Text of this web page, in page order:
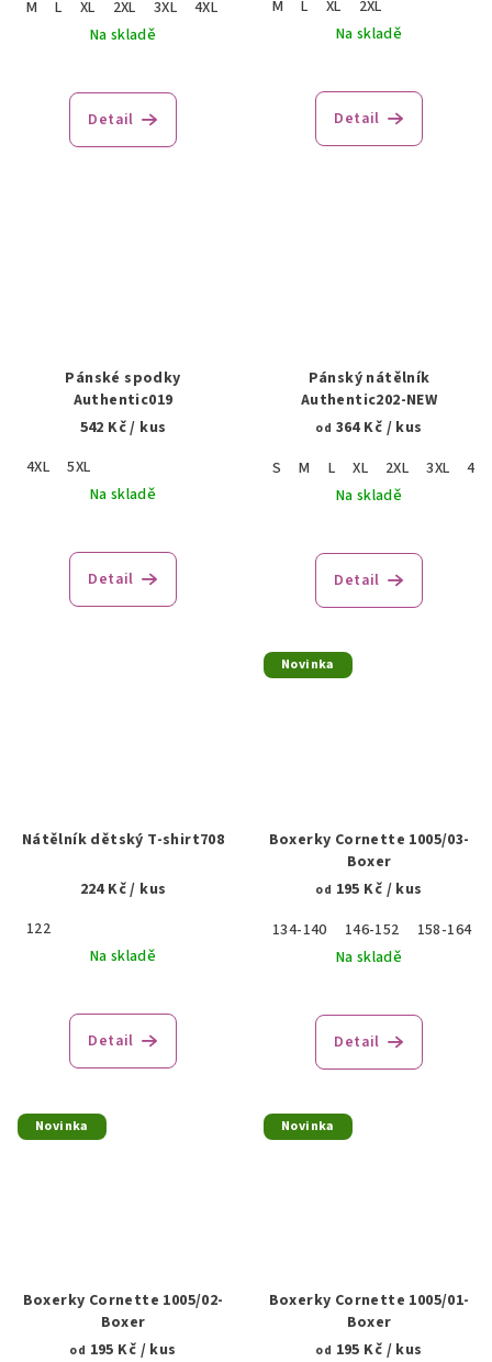
M L XL 2XL 3XL 4XL
Na skladě
Detail
M L XL
2XL
Na skladě
Detail
Pánské spodky
Authentic019
542 Kč/ kus
4XL
5XL
Na skladě
Detail
Pánský nátělník
Authentic202-NEW
od 364 Kč / kus
S
M L XL 2XL 3XL
4XL
Na skladě
Detail
Nátělník dětský T-shirt708
224 Kč/ kus
122
Na skladě
Detail
Novinka
Boxerky Cornette 1005/03-
Boxer
od 195 Kč / kus
134-140
146-152 158-164
Na skladě
Detail
Novinka
Boxerky Cornette 1005/02-
Boxer
od 195 Kč / kus
Novinka
Boxerky Cornette 1005/01-
Boxer
od 195 Kč / kus